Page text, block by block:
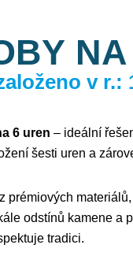
v r.:
6 uren – ideální
šesti uren a
prémiových
odstínů kamene
tradici.